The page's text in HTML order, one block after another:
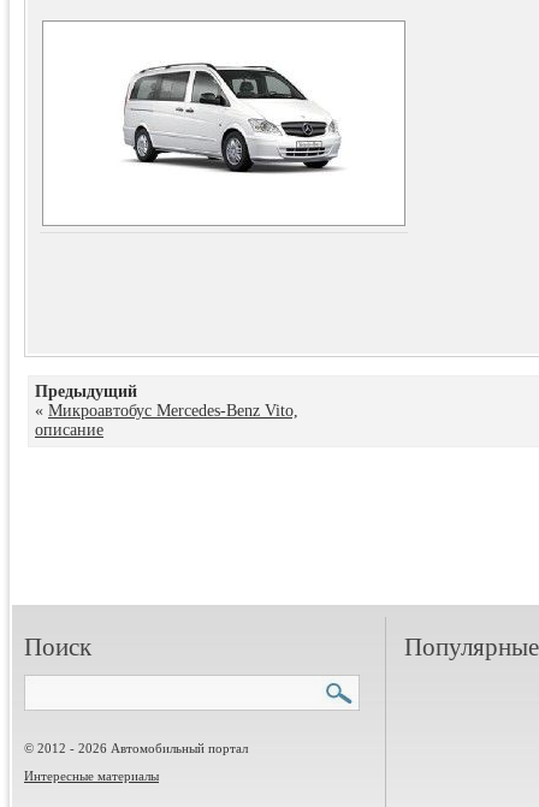
Предыдущий
« Микроавтобус Mercedes-Benz Vito,
описание
Поиск
© 2012 - 2026 Автомобильный портал
Интересные материалы
Популярные